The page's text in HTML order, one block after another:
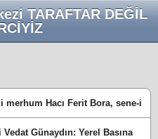
TARAFTAR DEĞİL
merhum Hacı Ferit Bora, sene-i
Günaydın: Yerel Basına